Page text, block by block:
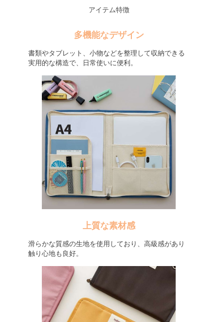
アイテム特徴
多機能なデザイン
書類やタブレット、小物などを整理して収納できる
実用的な構造で、日常使いに便利。
上質な素材感
滑らかな質感の生地を使用しており、高級感があり
触り心地も良好。